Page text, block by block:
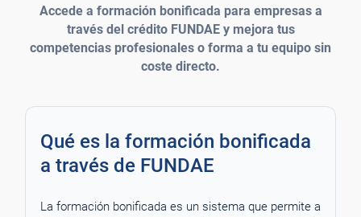
Accede a formación bonificada para empresas a
través del crédito FUNDAE y mejora tus
competencias profesionales o forma a tu equipo sin
coste directo.
Qué es la formación bonificada
a través de FUNDAE
La formación bonificada es un sistema que permite a